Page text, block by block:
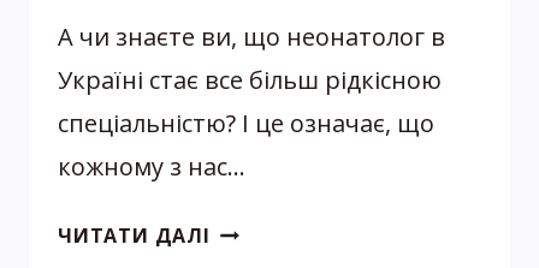
А чи знаєте ви, що неонатолог в
Україні стає все більш рідкісною
спеціальністю? І це означає, що
кожному з нас…
ЧИТАТИ ДАЛІ НЕОНАТОЛОГІЯ